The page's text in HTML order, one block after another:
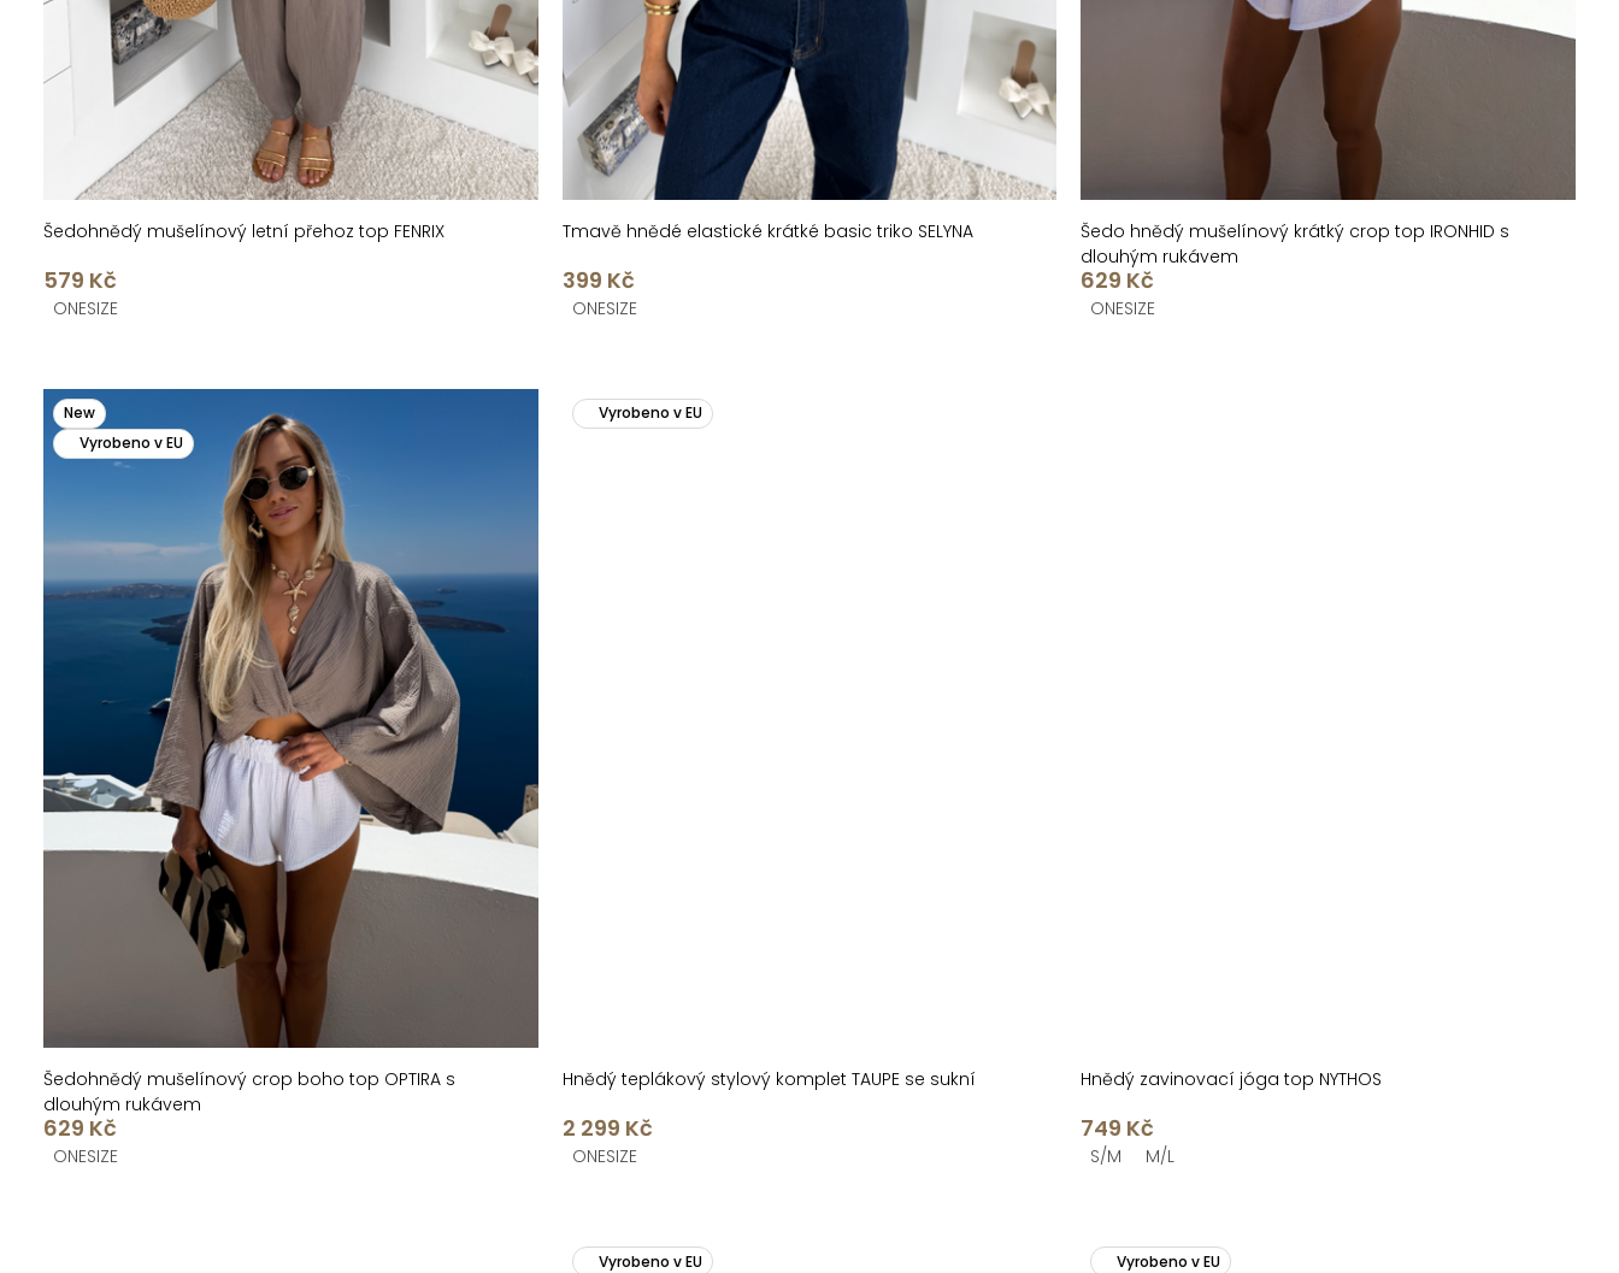
ů
k
Šedohnědý mušelínový letní přehoz top FENRIX
579 Kč
ONESIZE
Tmavě hnědé elastické krátké basic triko SELYNA
399 Kč
ONESIZE
Šedo hnědý mušelínový krátký crop top IRONHID s
dlouhým rukávem
629 Kč
ONESIZE
New
Vyrobeno v EU
Šedohnědý mušelínový crop boho top OPTIRA s
dlouhým rukávem
629 Kč
ONESIZE
Vyrobeno v EU
Hnědý teplákový stylový komplet TAUPE se sukní
2 299 Kč
ONESIZE
Hnědý zavinovací jóga top NYTHOS
749 Kč
S/M M/L
Vyrobeno v EU Vyrobeno v EU